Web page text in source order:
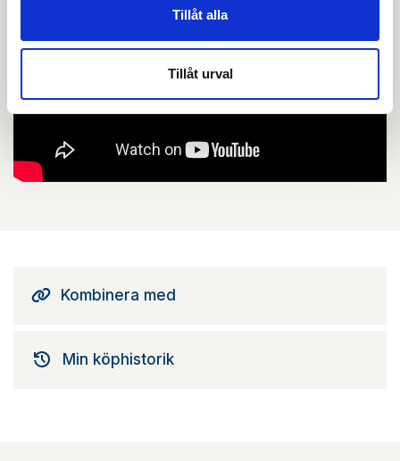
Tillåt alla
Tillåt urval
Kombinera med
Min köphistorik